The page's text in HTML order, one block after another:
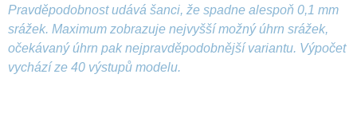
Pravděpodobnost udává šanci, že spadne alespoň 0,1 mm
srážek. Maximum zobrazuje nejvyšší možný úhrn srážek,
očekávaný úhrn pak nejpravděpodobnější variantu. Výpočet
vychází ze 40 výstupů modelu.